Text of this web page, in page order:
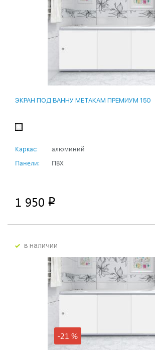
ЭКРАН ПОД ВАННУ МЕТАКАМ ПРЕМИУМ 150
Каркас:
алюминий
Панели:
ПВХ
1 950 p
в наличии
-21 %